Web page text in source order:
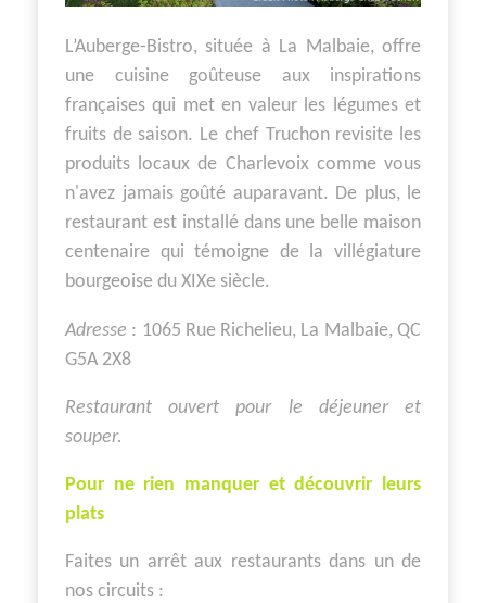
L’Auberge-Bistro, située à La Malbaie, offre
une cuisine goûteuse aux inspirations
françaises qui met en valeur les légumes et
fruits de saison. Le chef Truchon revisite les
produits locaux de Charlevoix comme vous
n'avez jamais goûté auparavant. De plus, le
restaurant est installé dans une belle maison
centenaire qui témoigne de la villégiature
bourgeoise du XIXe siècle.
Adresse : 1065 Rue Richelieu, La Malbaie, QC
G5A 2X8
Restaurant ouvert pour le déjeuner et
souper.
Pour ne rien manquer et découvrir leurs
plats
Faites un arrêt aux restaurants dans un de
nos circuits :